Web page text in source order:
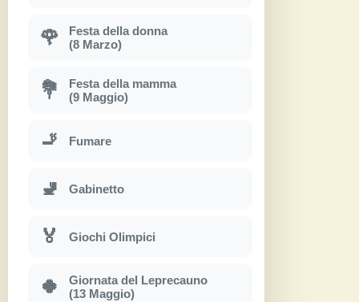
🌹
Festa della donna
(8 Marzo)
💐
Festa della mamma
(9 Maggio)
🚬 Fumare
🚽 Gabinetto
🏅 Giochi Olimpici
🍀
Giornata del Leprecauno
(13 Maggio)